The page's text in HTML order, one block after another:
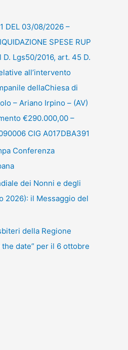
DEL 03/08/2026 –
SPESE RUP
D. Lgs50/2016, art. 45 D.
all’intervento
dellaChiesa di
– Ariano Irpino – (AV)
€290.000,00 –
CIG A017DBA391
Conferenza
dei Nonni e degli
2026): il Messaggio del
della Regione
the date” per il 6 ottobre